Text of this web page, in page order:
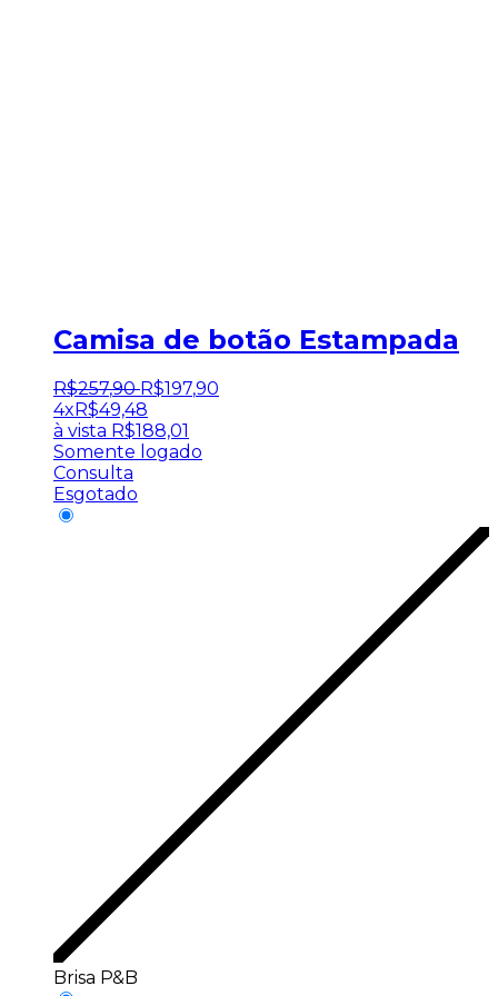
Camisa de botão Estampada
R$257,90 R$197,90
4x R$49,48
à vista R$188,01
Somente logado
Consulta
Esgotado
Brisa P&B